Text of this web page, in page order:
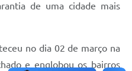
de uma cidade mais
no dia 02 de março na
e englobou os bairros